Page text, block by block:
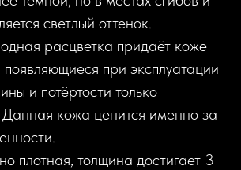
светлый оттенок.
расцветка придаёт коже
появляющиеся при эксплуатации
и потёртости только
Данная кожа ценится именно за
плотная, толщина достигает 3